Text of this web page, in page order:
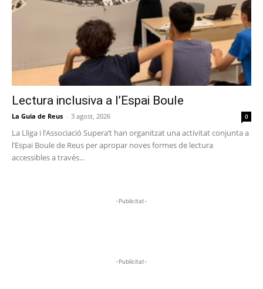
Lectura inclusiva a l’Espai Boule
La Guia de Reus - 3 agost, 2026 0
La Lliga i l’Associació Supera’t han organitzat una activitat conjunta a
l’Espai Boule de Reus per apropar noves formes de lectura
accessibles a través...
-Publicitat-
-Publicitat-